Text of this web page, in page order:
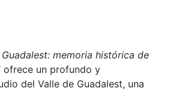
memoria histórica de
ofrece un profundo y
del Valle de Guadalest, una